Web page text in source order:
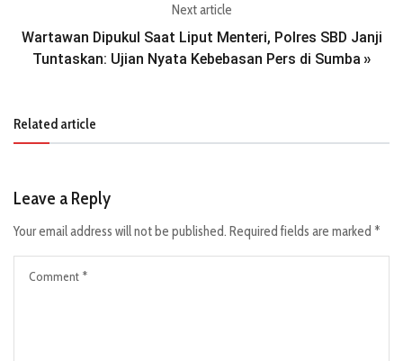
Next article
Wartawan Dipukul Saat Liput Menteri, Polres SBD Janji
Tuntaskan: Ujian Nyata Kebebasan Pers di Sumba »
Related article
Leave a Reply
Your email address will not be published. Required fields are marked *